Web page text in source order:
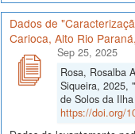
Dados de
Carioca, Alto Rio
Sep 25, 2025
Rosa, Rosalba
Siqueira, 2025,
de Solos da
https://doi.org/